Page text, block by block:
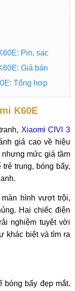
Pin, sạc
Giá bán
Tổng hợp
K60E
Xiaomi CIVI 3
giá cao về hiệu
nhưng mức giá tầm
trung, bóng bẩy,
hình vượt trội,
Hai chiếc điện
nghiệm tuyệt vời
khác biệt và tìm ra
bóng bẩy đẹp mắt.